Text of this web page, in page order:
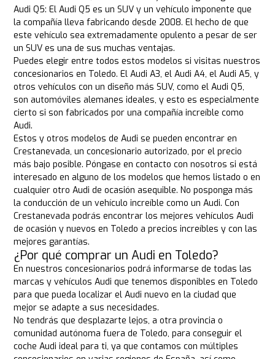
Audi Q5: El Audi Q5 es un SUV y un vehículo imponente que
la compañía lleva fabricando desde 2008. El hecho de que
este vehículo sea extremadamente opulento a pesar de ser
un SUV es una de sus muchas ventajas.
Puedes elegir entre todos estos modelos si visitas nuestros
concesionarios en Toledo. El Audi A3, el Audi A4, el Audi A5, y
otros vehículos con un diseño más SUV, como el Audi Q5,
son automóviles alemanes ideales, y esto es especialmente
cierto si son fabricados por una compañía increíble como
Audi.
Estos y otros modelos de Audi se pueden encontrar en
Crestanevada, un concesionario autorizado, por el precio
más bajo posible. Póngase en contacto con nosotros si está
interesado en alguno de los modelos que hemos listado o en
cualquier otro Audi de ocasión asequible. No posponga más
la conducción de un vehículo increíble como un Audi. Con
Crestanevada podrás encontrar los mejores vehículos Audi
de ocasión y nuevos en Toledo a precios increíbles y con las
mejores garantías.
¿Por qué comprar un Audi en Toledo?
En nuestros concesionarios podrá informarse de todas las
marcas y vehículos Audi que tenemos disponibles en Toledo
para que pueda localizar el Audi nuevo en la ciudad que
mejor se adapte a sus necesidades.
No tendrás que desplazarte lejos, a otra provincia o
comunidad autónoma fuera de Toledo, para conseguir el
coche Audi ideal para ti, ya que contamos con múltiples